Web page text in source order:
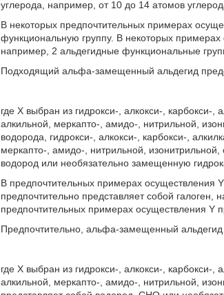
углерода, например, от 10 до 14 атомов
В некоторых предпочтительных примерах
функциональную группу. В некоторых
например, 2 альдегидные функциональные
Подходящий альфа-замещенный альдегид
где X выбран из гидрокси-, алкокси-, карбокси-
алкильной, меркапто-, амидо-, нитрильной,
водорода, гидрокси-, алкокси-, карбокси-,
меркапто-, амидо-, нитрильной,
водород или необязательно замещенную
В предпочтительных примерах осуществления
предпочтительно представляет собой
предпочтительных примерах осуществления Y
Предпочтительно, альфа-замещенный
где X выбран из гидрокси-, алкокси-, карбокси-
алкильной, меркапто-, амидо-, нитрильной,